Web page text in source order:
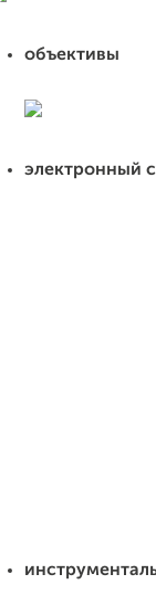
объективы
электронный